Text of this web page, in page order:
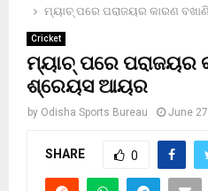
ମ୍ୟାଚ୍ ପରେ ପରାଜୟର କାରଣ
Cricket
ମ୍ୟାଚ୍ ପରେ ପରାଜୟର
ଶ୍ରେୟସ ଆୟର
by Odisha Sports Bureau June
SHARE 0